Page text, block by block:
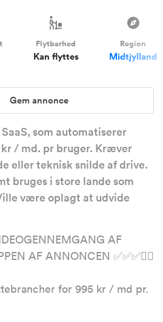
Flytbarhed
Kan flyttes
Region
Midtjylland
Gem annonce
som automatiserer
/ md. pr bruger. Kræver
eller teknisk snilde af drive.
bruges i store lande som
være oplagt at udvide
AF
AF ANNONCEN ✅✅✅☝🏼
for 995 kr / md pr.